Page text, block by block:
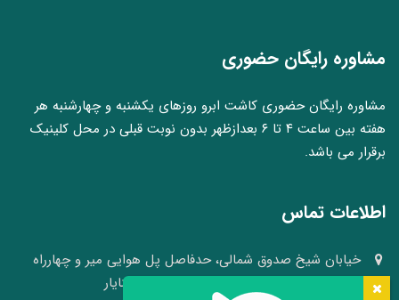
مشاوره رایگان حضوری
مشاوره رایگان حضوری کاشت ابرو روزهای یکشنبه و چهارشنبه هر
هفته بین ساعت ۴ تا ۶ بعدازظهر بدون نوبت قبلی در محل کلینیک
برقرار می باشد.
اطلاعات تماس
خیابان شیخ صدوق شمالی، حدفاصل پل هوایی میر و چهارراه
وکلا، نبش کوچه ۴۱، کلینیک پوست و مو سینایار